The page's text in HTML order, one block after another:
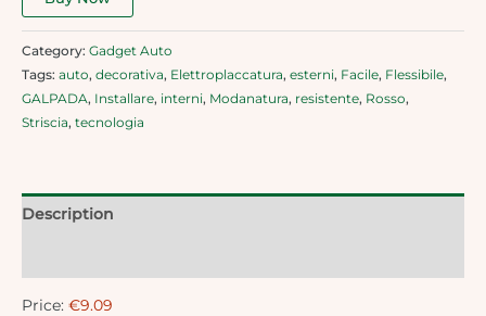
Category: Gadget Auto
Tags: auto, decorativa, Elettroplaccatura, esterni, Facile, Flessibile,
GALPADA, Installare, interni, Modanatura, resistente, Rosso,
Striscia, tecnologia
Description
Price: €9.09